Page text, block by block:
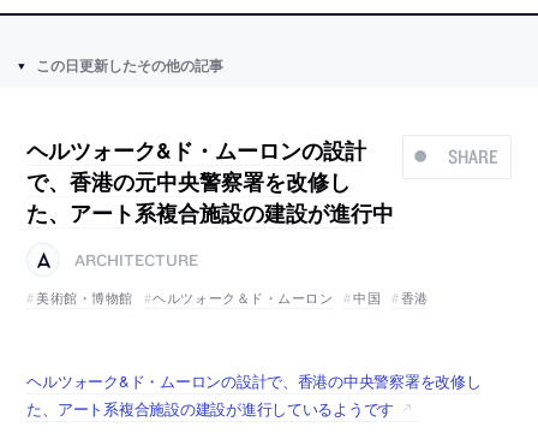
この日更新したその他の記事
SHARE
ヘルツォーク&ド・ムーロンの設計
で、香港の元中央警察署を改修し
た、アート系複合施設の建設が進行中
ARCHITECTURE
美術館・博物館
ヘルツォーク＆ド・ムーロン 中国 香港
ヘルツォーク&ド・ムーロンの設計で、香港の中央警察署を改修し
た、アート系複合施設の建設が進行しているようです